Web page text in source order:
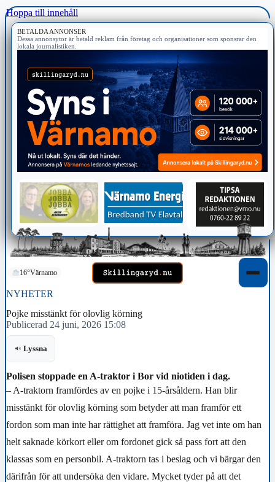
Hoppa till innehåll
BETALDA ANNONSER
Dessa annonsytor är betald reklam från företag och organisationer som sponsrar den
lokala journalistiken.
16°Värnamo
NYHETER
Pojke misstänkt för olovlig körning
Publicerad 24 juni, 2026 15:08
Lyssna
Polisen stoppade en A-traktor i Bor vid niotiden i dag.
– A-traktorn framfördes av en pojke i 15-årsåldern. Han blir
misstänkt för olovlig körning som betyder att man framför ett
fordon som man inte har rättighet att framföra. Jag vet inte om han
helt saknade körkort eller om fordonet gick så pass fort att den
klassas som en personbil. A-traktorn tas i beslag och vi bärgar den
därifrån för att undersöka den vidare. Mycket tyder på att det